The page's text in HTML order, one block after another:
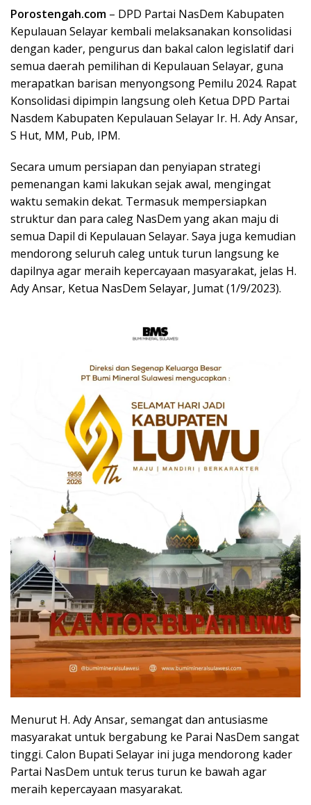
Porostengah.com – DPD Partai NasDem Kabupaten
Kepulauan Selayar kembali melaksanakan konsolidasi
dengan kader, pengurus dan bakal calon legislatif dari
semua daerah pemilihan di Kepulauan Selayar, guna
merapatkan barisan menyongsong Pemilu 2024. Rapat
Konsolidasi dipimpin langsung oleh Ketua DPD Partai
Nasdem Kabupaten Kepulauan Selayar Ir. H. Ady Ansar,
S Hut, MM, Pub, IPM.
Secara umum persiapan dan penyiapan strategi
pemenangan kami lakukan sejak awal, mengingat
waktu semakin dekat. Termasuk mempersiapkan
struktur dan para caleg NasDem yang akan maju di
semua Dapil di Kepulauan Selayar. Saya juga kemudian
mendorong seluruh caleg untuk turun langsung ke
dapilnya agar meraih kepercayaan masyarakat, jelas H.
Ady Ansar, Ketua NasDem Selayar, Jumat (1/9/2023).
Menurut H. Ady Ansar, semangat dan antusiasme
masyarakat untuk bergabung ke Parai NasDem sangat
tinggi. Calon Bupati Selayar ini juga mendorong kader
Partai NasDem untuk terus turun ke bawah agar
meraih kepercayaan masyarakat.